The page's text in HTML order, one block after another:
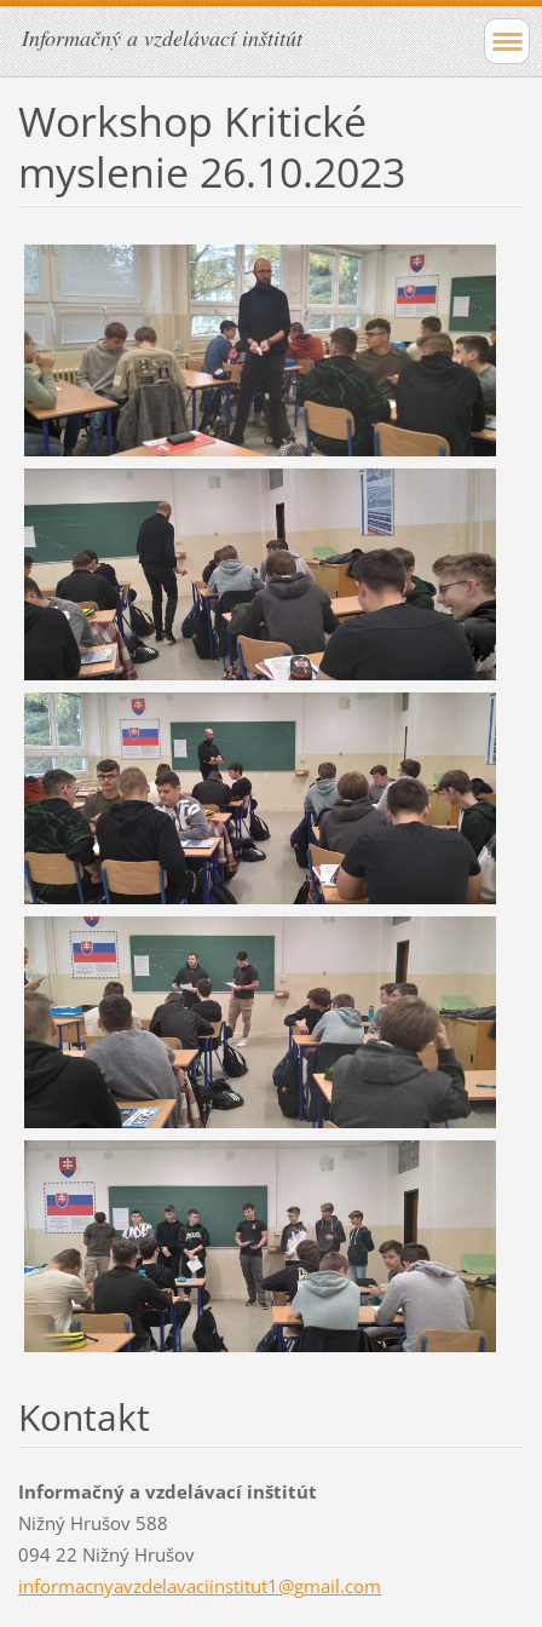
Informačný a vzdelávací inštitút
Workshop Kritické
myslenie 26.10.2023
Kontakt
Informačný a vzdelávací inštitút
Nižný Hrušov 588
094 22 Nižný Hrušov
informacnyavzdelavaciinstitut1@gmail.com